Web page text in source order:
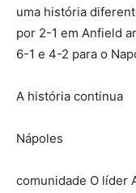
uma história
por 2-1 em Anfield
6-1 e 4-2 para o
A história continua
Nápoles
comunidade O líder